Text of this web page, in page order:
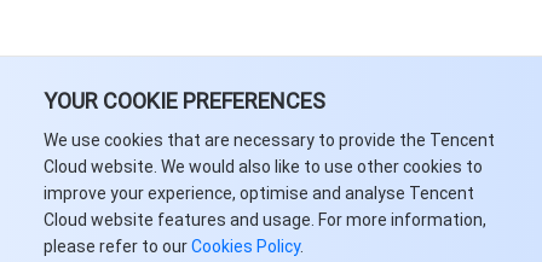
YOUR COOKIE PREFERENCES
We use cookies that are necessary to provide the Tencent
Cloud website. We would also like to use other cookies to
improve your experience, optimise and analyse Tencent
Cloud website features and usage. For more information,
please refer to ourCookies Policy.